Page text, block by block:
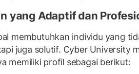
yang Adaptif dan
membutuhkan individu yang
juga solutif. Cyber University
memiliki profil sebagai berikut: